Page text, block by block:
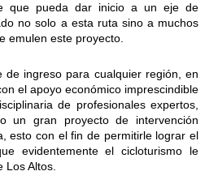
que pueda dar inicio a un eje de
no solo a esta ruta sino a muchos
emulen este proyecto.
de ingreso para cualquier región, en
el apoyo económico imprescindible
de profesionales expertos,
un gran proyecto de intervención
esto con el fin de permitirle lograr el
evidentemente el cicloturismo le
Los Altos.